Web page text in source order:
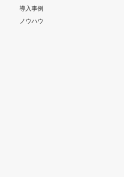
導入事例
ノウハウ